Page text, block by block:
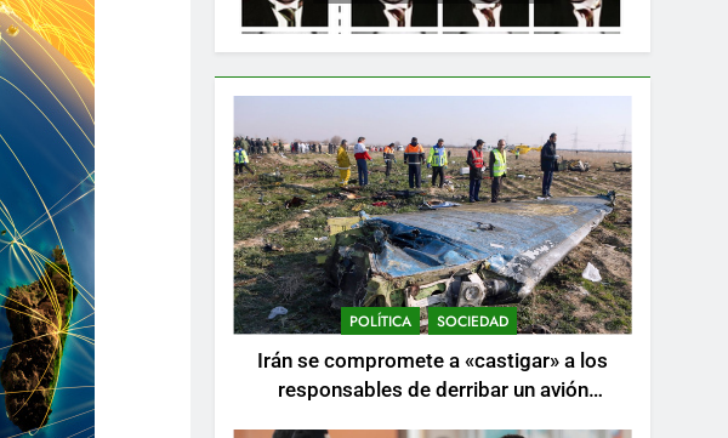
POLÍTICA SOCIEDAD
Irán se compromete a «castigar» a los
responsables de derribar un avión